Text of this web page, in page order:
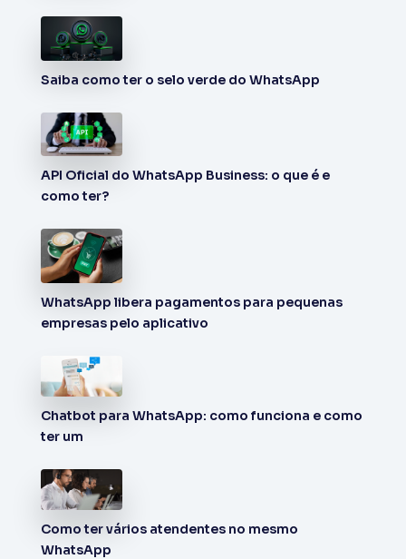
Saiba como ter o selo verde do WhatsApp
API Oficial do WhatsApp Business: o que é e
como ter?
WhatsApp libera pagamentos para pequenas
empresas pelo aplicativo
Chatbot para WhatsApp: como funciona e como
ter um
Como ter vários atendentes no mesmo
WhatsApp